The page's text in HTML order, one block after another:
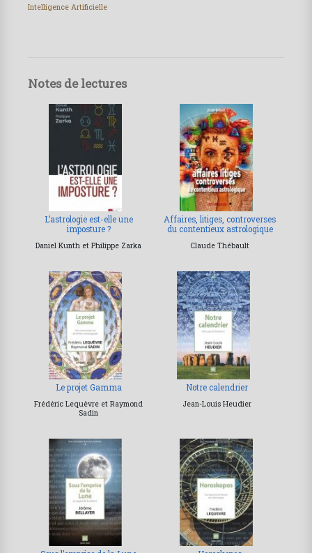
Intelligence Artificielle
Notes de lectures
L’astrologie est-elle une
imposture ?
Daniel Kunth et Philippe Zarka
Affaires, litiges, controverses
du contentieux astrologique
Claude Thébault
Le projet Gamma
Frédéric Lequèvre et Raymond
Sadin
Notre calendrier
Jean-Louis Heudier